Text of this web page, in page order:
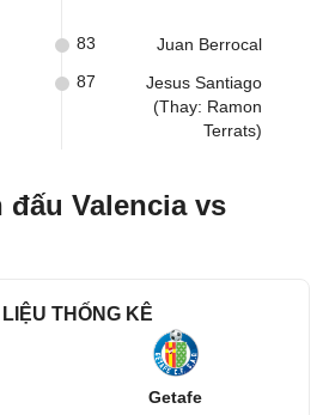
Juan Berrocal
83
Jesus Santiago
(Thay: Ramon
Terrats)
87
Valencia vs
THỐNG KÊ
Getafe